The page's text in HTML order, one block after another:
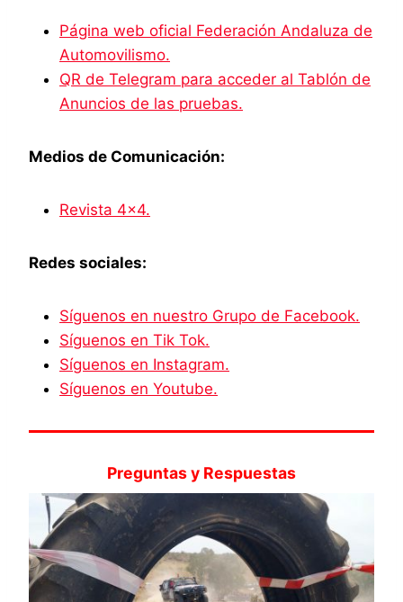
Página web oficial Federación Andaluza de
Automovilismo.
QR de Telegram para acceder al Tablón de
Anuncios de las pruebas.
Medios de Comunicación:
Revista 4×4.
Redes sociales:
Síguenos en nuestro Grupo de Facebook.
Síguenos en Tik Tok.
Síguenos en Instagram.
Síguenos en Youtube.
Preguntas y Respuestas